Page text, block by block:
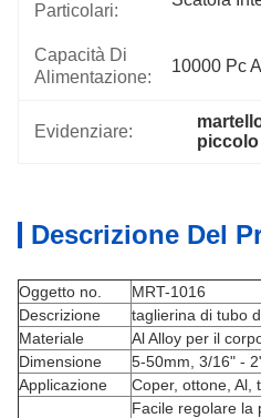
Particolari:
Capacità Di
Alimentazione:
10000 Pc
Evidenziare:
piccolo
Descrizione Del
Oggetto no.
MRT-1016
Descrizione
taglierina di tubo
Materiale
Al Alloy per il
Dimensione
5-50mm, 3/16" -
Applicazione
Coper, ottone, Al,
Facile regolare la